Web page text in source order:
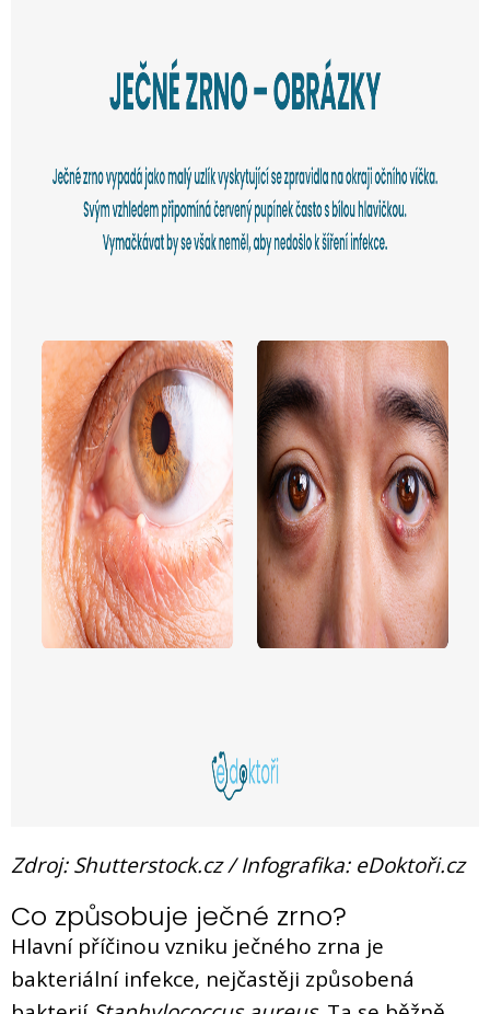
Zdroj: Shutterstock.cz / Infografika: eDoktoři.cz
Co způsobuje ječné zrno?
Hlavní příčinou vzniku ječného zrna je
bakteriální infekce, nejčastěji způsobená